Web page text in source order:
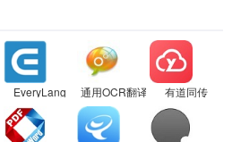
EveryLang 通用OCR翻译 有道同传